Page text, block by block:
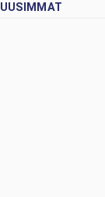
UUSIMMAT